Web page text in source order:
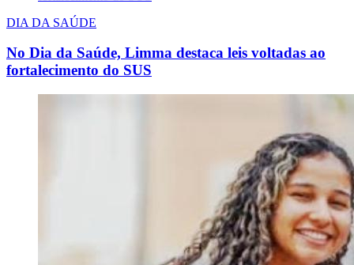
DIA DA SAÚDE
No Dia da Saúde, Limma destaca leis voltadas ao
fortalecimento do SUS